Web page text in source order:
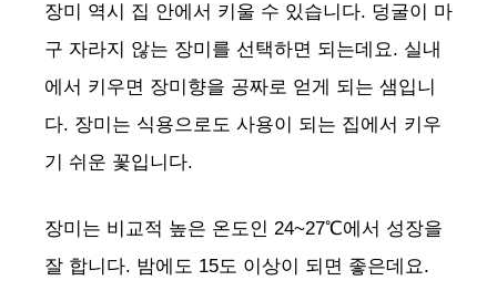
장미 역시 집 안에서 키울 수 있습니다. 덩굴이 마
구 자라지 않는 장미를 선택하면 되는데요. 실내
에서 키우면 장미향을 공짜로 얻게 되는 샘입니
다. 장미는 식용으로도 사용이 되는 집에서 키우
기 쉬운 꽃입니다.
장미는 비교적 높은 온도인 24~27℃에서 성장을
잘 합니다. 밤에도 15도 이상이 되면 좋은데요.